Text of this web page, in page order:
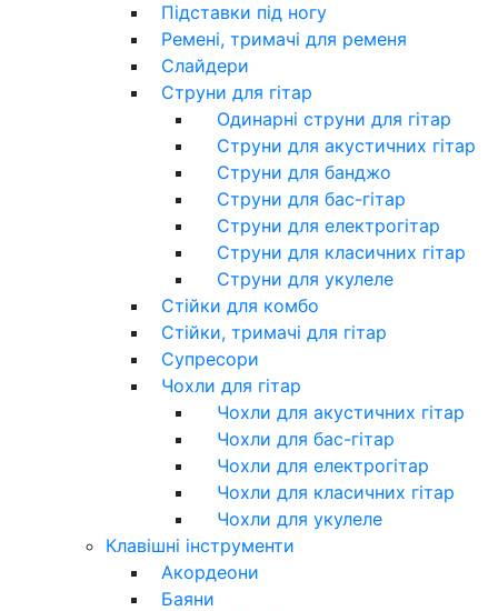
Підставки під ногу
Ремені, тримачі для ременя
Слайдери
Струни для гітар
Одинарні струни для гітар
Струни для акустичних гітар
Струни для банджо
Струни для бас-гітар
Струни для електрогітар
Струни для класичних гітар
Струни для укулеле
Стійки для комбо
Стійки, тримачі для гітар
Супресори
Чохли для гітар
Чохли для акустичних гітар
Чохли для бас-гітар
Чохли для електрогітар
Чохли для класичних гітар
Чохли для укулеле
Клавішні інструменти
Акордеони
Баяни